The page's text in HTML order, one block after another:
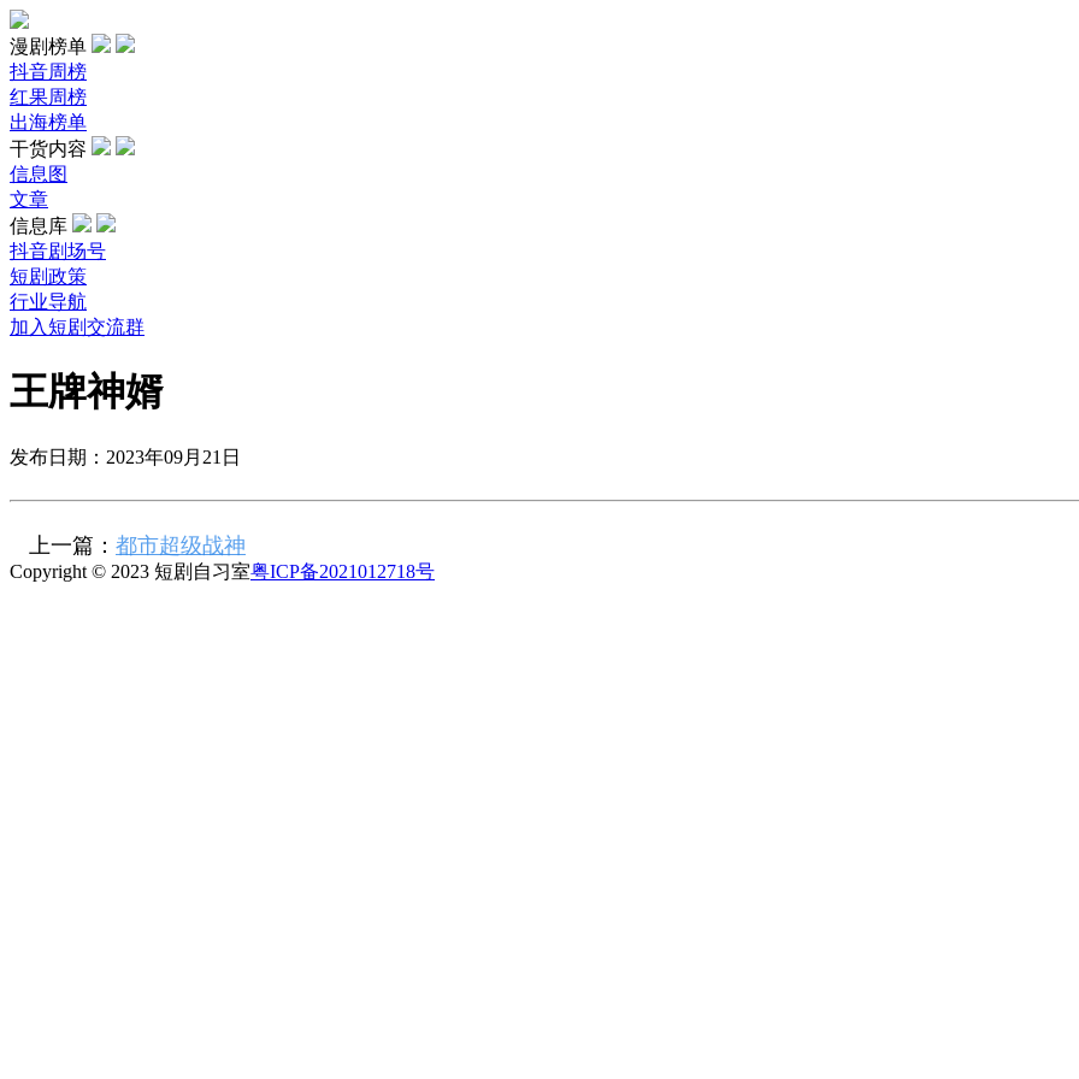
漫剧榜单
抖音周榜
红果周榜
出海榜单
干货内容
信息图
文章
信息库
抖音剧场号
短剧政策
行业导航
加入短剧交流群
王牌神婿
发布日期：2023年09月21日
上一篇： 都市超级战神
Copyright © 2023 短剧自习室粤ICP备2021012718号